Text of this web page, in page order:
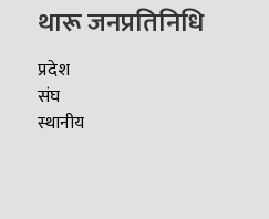
थारू जनप्रतिनिधि
प्रदेश
संघ
स्थानीय